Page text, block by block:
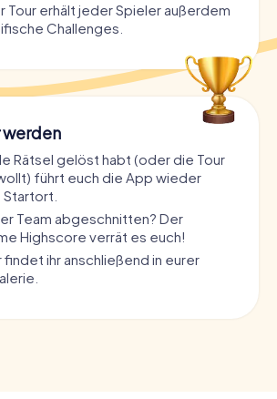
Tour erhält jeder Spieler außerdem
Challenges.
Rätsel gelöst habt (oder die Tour
führt euch die App wieder
Team abgeschnitten? Der
Highscore verrät es euch!
findet ihr anschließend in eurer